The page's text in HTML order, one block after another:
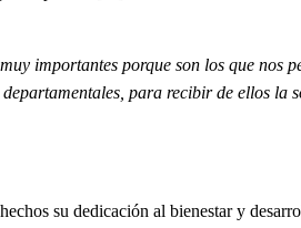
importantes porque son los que nos
para recibir de ellos la
su dedicación al bienestar y